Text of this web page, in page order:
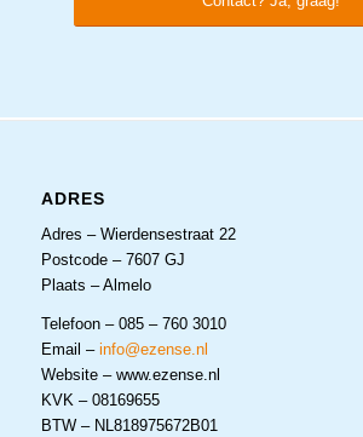
ADRES
Adres – Wierdensestraat 22
Postcode – 7607 GJ
Plaats – Almelo
Telefoon – 085 – 760 3010
Email – info@ezense.nl
Website – www.ezense.nl
KVK – 08169655
BTW – NL818975672B01